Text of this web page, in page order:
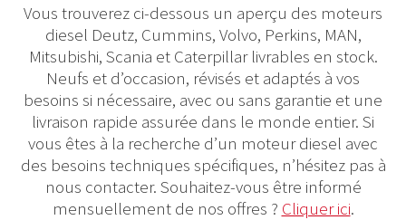
Vous trouverez ci-dessous un aperçu des moteurs
diesel Deutz, Cummins, Volvo, Perkins, MAN,
Mitsubishi, Scania et Caterpillar livrables en stock.
Neufs et d’occasion, révisés et adaptés à vos
besoins si nécessaire, avec ou sans garantie et une
livraison rapide assurée dans le monde entier. Si
vous êtes à la recherche d’un moteur diesel avec
des besoins techniques spécifiques, n’hésitez pas à
nous contacter. Souhaitez-vous être informé
mensuellement de nos offres ? Cliquer ici.